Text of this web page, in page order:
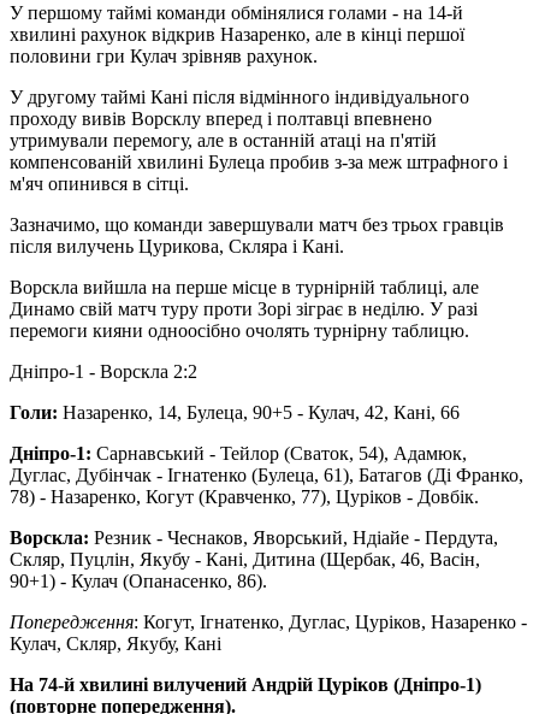
У першому таймі команди обмінялися голами - на 14-й
хвилині рахунок відкрив Назаренко, але в кінці першої
половини гри Кулач зрівняв рахунок.
У другому таймі Кані після відмінного індивідуального
проходу вивів Ворсклу вперед і полтавці впевнено
утримували перемогу, але в останній атаці на п'ятій
компенсованій хвилині Булеца пробив з-за меж штрафного і
м'яч опинився в сітці.
Зазначимо, що команди завершували матч без трьох гравців
після вилучень Цурикова, Скляра і Кані.
Ворскла вийшла на перше місце в турнірній таблиці, але
Динамо свій матч туру проти Зорі зіграє в неділю. У разі
перемоги кияни одноосібно очолять турнірну таблицю.
Дніпро-1 - Ворскла 2:2
Голи: Назаренко, 14, Булеца, 90+5 - Кулач, 42, Кані, 66
Дніпро-1: Сарнавський - Тейлор (Сваток, 54), Адамюк,
Дуглас, Дубінчак - Ігнатенко (Булеца, 61), Батагов (Ді Франко,
78) - Назаренко, Когут (Кравченко, 77), Цуріков - Довбік.
Ворскла: Резник - Чеснаков, Яворський, Ндіайе - Пердута,
Скляр, Пуцлін, Якубу - Кані, Дитина (Щербак, 46, Васін,
90+1) - Кулач (Опанасенко, 86).
Попередження: Когут, Ігнатенко, Дуглас, Цуріков, Назаренко -
Кулач, Скляр, Якубу, Кані
На 74-й хвилині вилучений Андрій Цуріков (Дніпро-1)
(повторне попередження).